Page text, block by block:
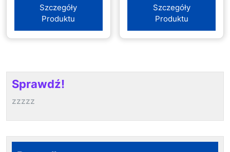
Szczegóły
Produktu
Szczegóły
Produktu
Sprawdź!
zzzzz